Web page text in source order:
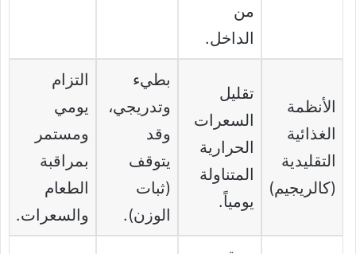
من
الداخل.
الأنظمة
الغذائية
التقليدية
(كالريجيم)
تقليل
السعرات
الحرارية
المتناولة
يومياً.
بطيء
وتدريجي،
وقد
يتوقف
(ثبات
الوزن).
التزام
يومي
ومستمر
بمراقبة
الطعام
والسعرات.